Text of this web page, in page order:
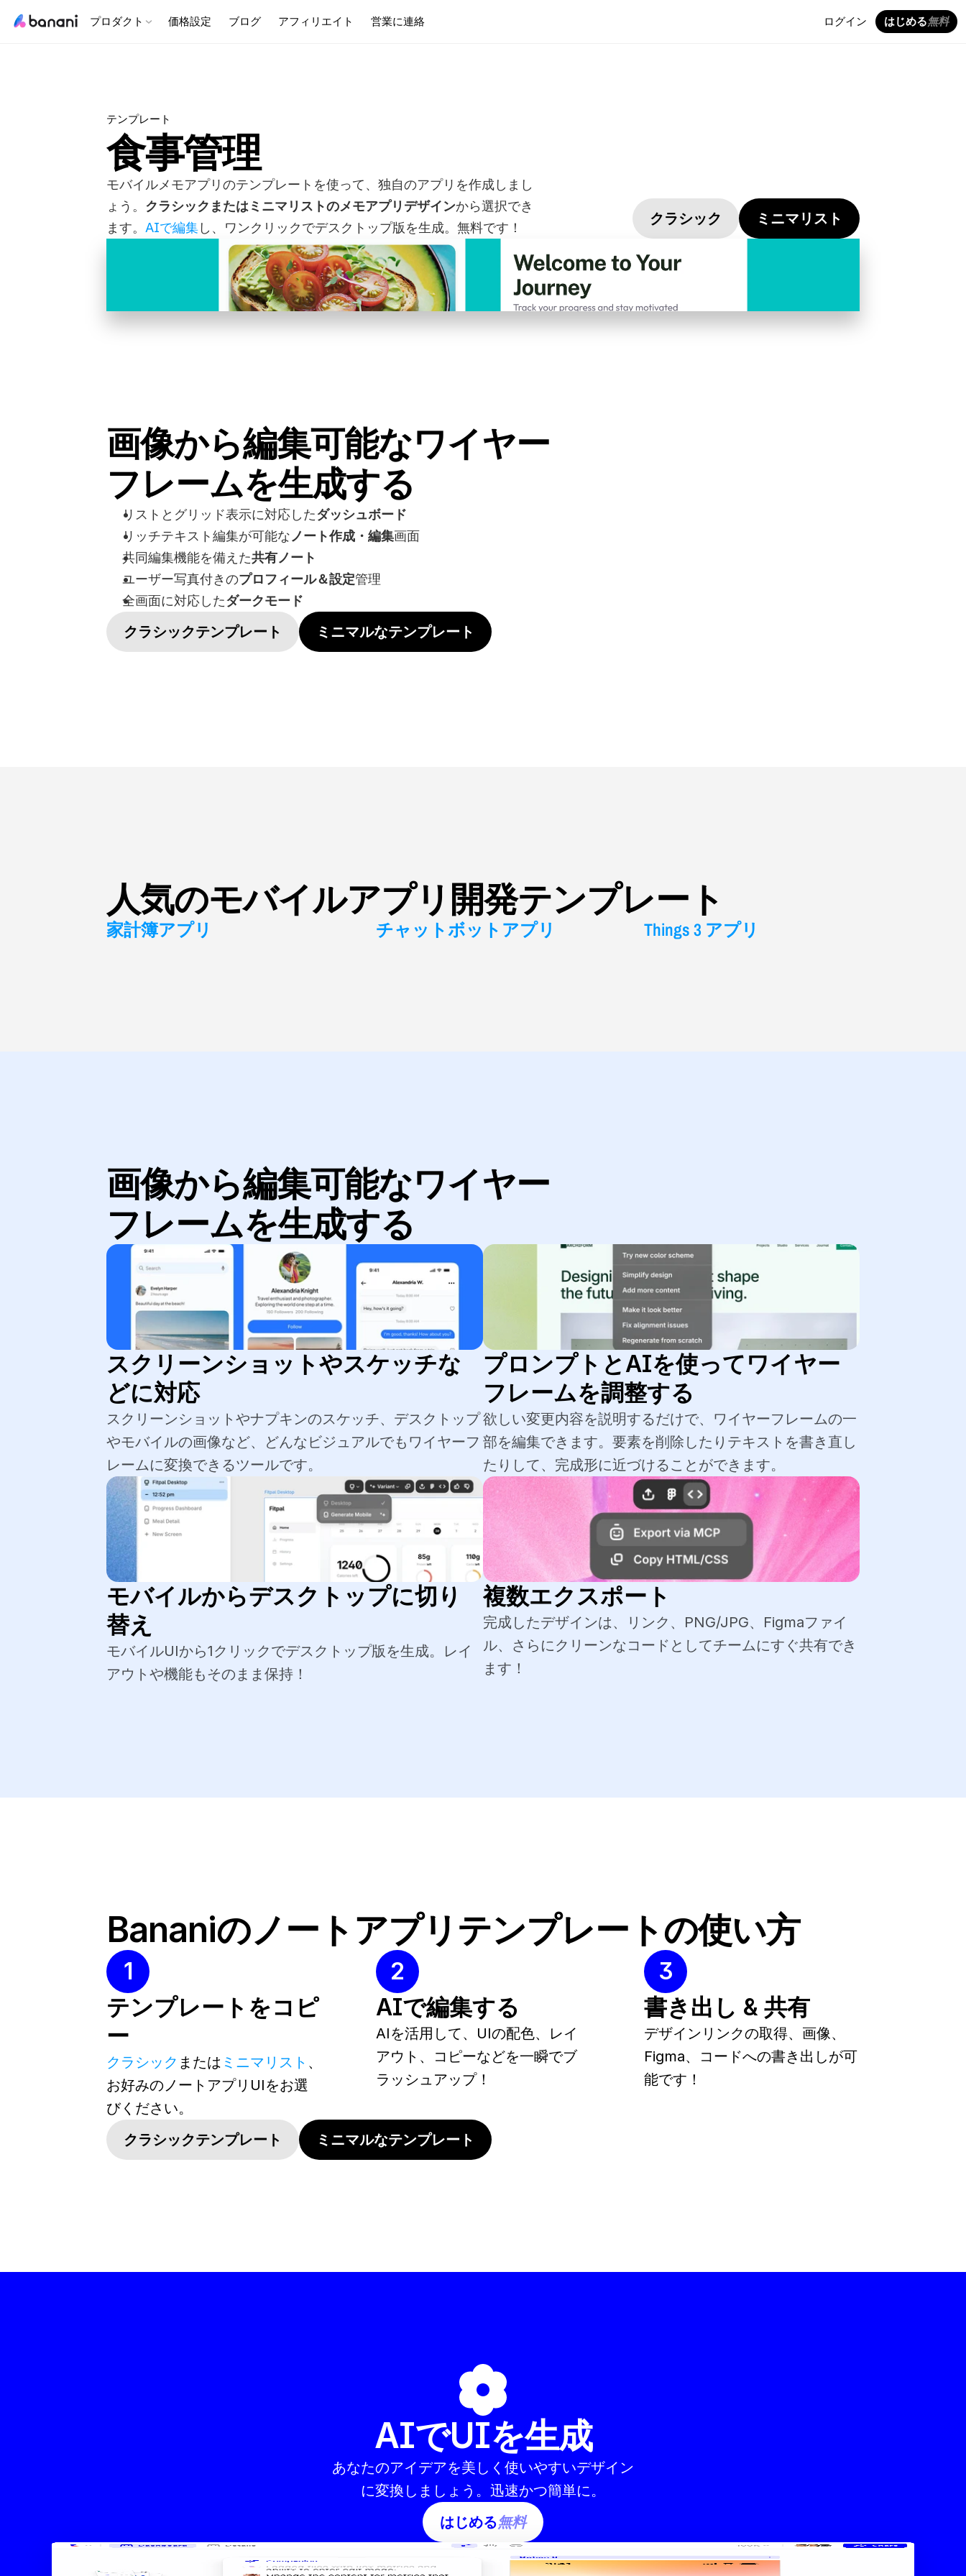
テンプレート
食事管理
モバイルメモアプリのテンプレートを使って、独自のアプリを作成しまし
ょう。 クラシックまたはミニマリストのメモアプリデザインから選択でき
ます。 AIで編集し、ワンクリックでデスクトップ版を生成。無料です！
クラシック ミニマリスト
画像から編集可能なワイヤー
フレームを生成する
リストとグリッド表示に対応したダッシュボード
リッチテキスト編集が可能な ノート作成・編集画面
共同編集機能を備えた共有ノート
ユーザー写真付きのプロフィール＆設定管理
全画面に対応したダークモード
クラシックテンプレート ミニマルなテンプレート
人気のモバイルアプリ開発テンプレート
家計簿アプリ チャットボットアプリ Things 3 アプリ
画像から編集可能なワイヤー
フレームを生成する
スクリーンショットやスケッチな
どに対応
スクリーンショットやナプキンのスケッチ、デスクトップ
やモバイルの画像など、どんなビジュアルでもワイヤーフ
レームに変換できるツールです。
プロンプトとAIを使ってワイヤー
フレームを調整する
欲しい変更内容を説明するだけで、ワイヤーフレームの一
部を編集できます。要素を削除したりテキストを書き直し
たりして、完成形に近づけることができます。
モバイルからデスクトップに切り
替え
モバイルUIから1クリックでデスクトップ版を生成。レイ
アウトや機能もそのまま保持！
複数エクスポート
完成したデザインは、リンク、PNG/JPG、Figmaファイ
ル、さらにクリーンなコードとしてチームにすぐ共有でき
ます！
Bananiのノートアプリテンプレートの使い方
1
テンプレートをコピ
ー
クラシック または ミニマリスト 、
お好みのノートアプリUIをお選
びください。
2
AIで編集する
AIを活用して、UIの配色、レイ
アウト、コピーなどを一瞬でブ
ラッシュアップ！
3
書き出し & 共有
デザインリンクの取得、画像、
Figma、コードへの書き出しが可
能です！
クラシックテンプレート ミニマルなテンプレート
AIでUIを生成
あなたのアイデアを美しく使いやすいデザイン
に変換しましょう。迅速かつ簡単に。
はじめる無料
プロダクト 価格設定 ブログ アフィリエイト 営業に連絡 ログイン はじめる無料